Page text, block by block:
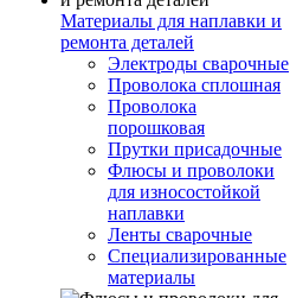
Материалы для наплавки и
ремонта деталей
Электроды сварочные
Проволока сплошная
Проволока
порошковая
Прутки присадочные
Флюсы и проволоки
для износостойкой
наплавки
Ленты сварочные
Специализированные
материалы